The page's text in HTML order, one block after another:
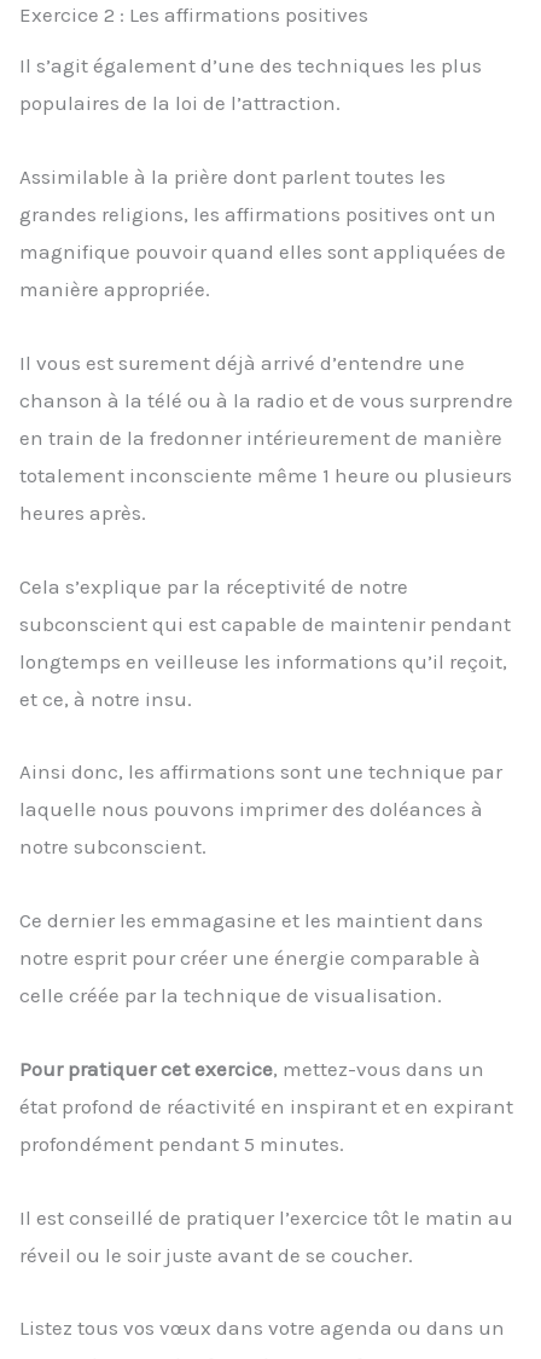
Exercice 2 : Les affirmations positives
Il s’agit également d’une des techniques les plus
populaires de la loi de l’attraction.
Assimilable à la prière dont parlent toutes les
grandes religions, les affirmations positives ont un
magnifique pouvoir quand elles sont appliquées de
manière appropriée.
Il vous est surement déjà arrivé d’entendre une
chanson à la télé ou à la radio et de vous surprendre
en train de la fredonner intérieurement de manière
totalement inconsciente même 1 heure ou plusieurs
heures après.
Cela s’explique par la réceptivité de notre
subconscient qui est capable de maintenir pendant
longtemps en veilleuse les informations qu’il reçoit,
et ce, à notre insu.
Ainsi donc, les affirmations sont une technique par
laquelle nous pouvons imprimer des doléances à
notre subconscient.
Ce dernier les emmagasine et les maintient dans
notre esprit pour créer une énergie comparable à
celle créée par la technique de visualisation.
Pour pratiquer cet exercice, mettez-vous dans un
état profond de réactivité en inspirant et en expirant
profondément pendant 5 minutes.
Il est conseillé de pratiquer l’exercice tôt le matin au
réveil ou le soir juste avant de se coucher.
Listez tous vos vœux dans votre agenda ou dans un